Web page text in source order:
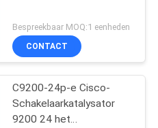
Bespreekbaar MOQ:1 eenheden
CONTACT
C9200-24p-e Cisco-
Schakelaarkatalysator
9200 24 het